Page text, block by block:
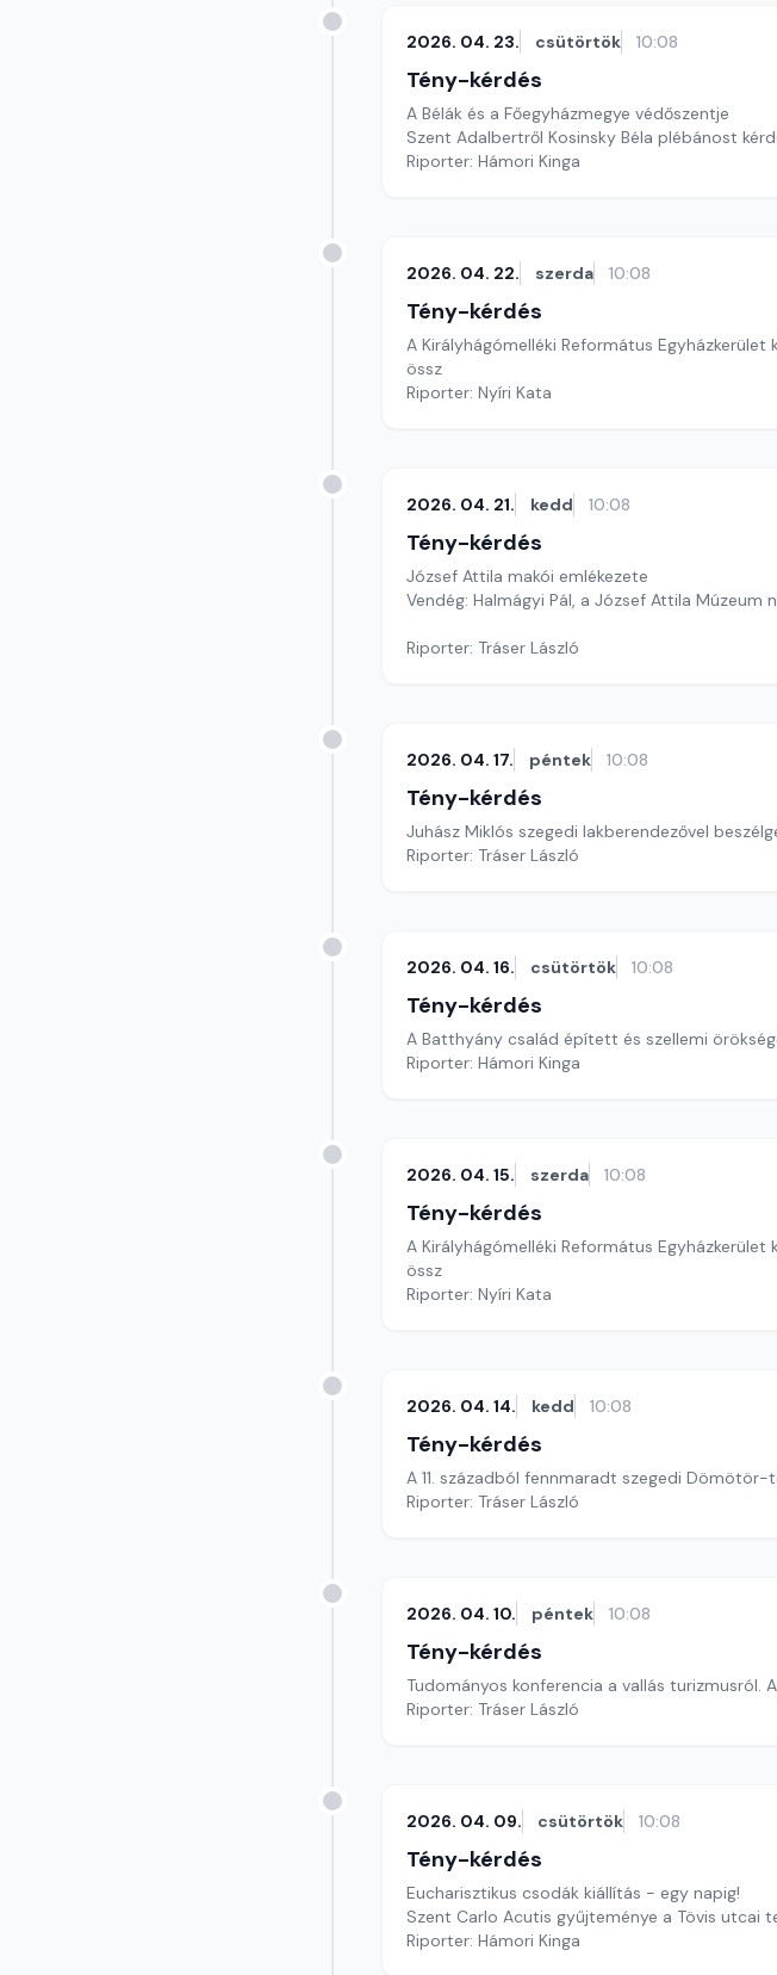
2026. 04. 23. csütörtök 10:08
Tény-kérdés
A Bélák és a Főegyházmegye védőszentje
Szent Adalbertről Kosinsky Béla plébánost
Riporter: Hámori Kinga
2026. 04. 22. szerda 10:08
Tény-kérdés
A Királyhágómelléki Református
össz
Riporter: Nyíri Kata
2026. 04. 21. kedd 10:08
Tény-kérdés
József Attila makói emlékezete
Vendég: Halmágyi Pál, a József Attila Múzeum
Riporter: Tráser László
2026. 04. 17. péntek 10:08
Tény-kérdés
Juhász Miklós szegedi lakberendezővel
Riporter: Tráser László
2026. 04. 16. csütörtök 10:08
Tény-kérdés
A Batthyány család épített és szellemi
Riporter: Hámori Kinga
2026. 04. 15. szerda 10:08
Tény-kérdés
A Királyhágómelléki Református
össz
Riporter: Nyíri Kata
2026. 04. 14. kedd 10:08
Tény-kérdés
A 11. századból fennmaradt szegedi
Riporter: Tráser László
2026. 04. 10. péntek 10:08
Tény-kérdés
Tudományos konferencia a vallás turizmusról.
Riporter: Tráser László
2026. 04. 09. csütörtök 10:08
Tény-kérdés
Eucharisztikus csodák kiállítás - egy napig!
Szent Carlo Acutis gyűjteménye a Tövis utcai
Riporter: Hámori Kinga